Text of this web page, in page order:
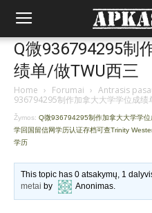
Q微936794295制
绩单/做TWU西三
Home › Forumai › Antrasis
936794295制作加拿大大学学位成绩
Žymos: Q微936794295制作加拿大大学学
学回国留信网学历认证存档可查Trinity
学历
This topic has 0 atsakymų, 1
metai by Anonimas.